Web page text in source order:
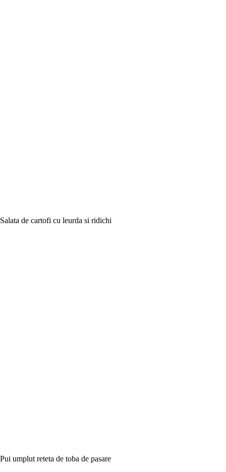
Salata de cartofi cu leurda si ridichi
Pui umplut reteta de toba de pasare